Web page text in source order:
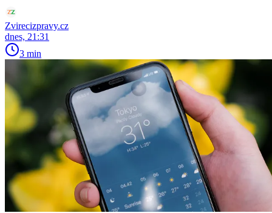
Zvirecizpravy.cz
dnes, 21:31
3 min